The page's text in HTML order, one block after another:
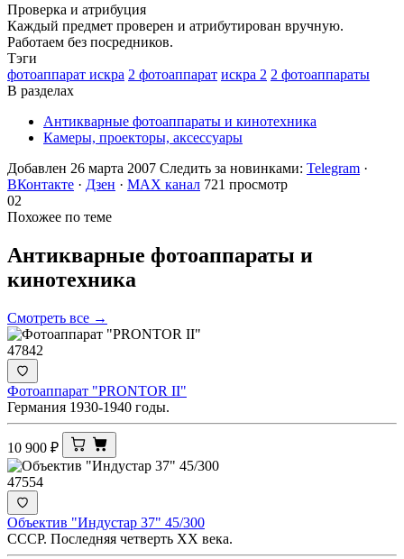
Проверка и атрибуция
Каждый предмет проверен и атрибутирован вручную.
Работаем без посредников.
Тэги
фотоаппарат искра 2 фотоаппарат искра 2 2 фотоаппараты
В разделах
Антикварные фотоаппараты и кинотехника
Камеры, проекторы, аксессуары
Добавлен 26 марта 2007 Следить за новинками: Telegram ·
ВКонтакте · Дзен · MAX канал 721 просмотр
02
Похожее по теме
Антикварные фотоаппараты и
кинотехника
Смотреть все →
47842
Фотоаппарат "PRONTOR II"
Германия 1930-1940 годы.
10 900 ₽
47554
Объектив "Индустар 37" 45/300
СССР. Последняя четверть XX века.